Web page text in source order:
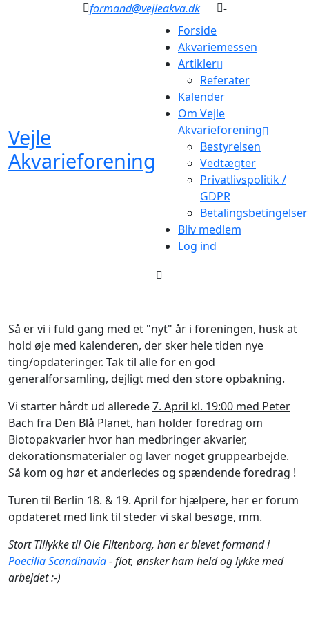
formand@vejleakva.dk -
Vejle
Akvarieforening
Forside
Akvariemessen
Artikler
Referater
Kalender
Om Vejle
Akvarieforening
Bestyrelsen
Vedtægter
Privatlivspolitik /
GDPR
Betalingsbetingelser
Bliv medlem
Log ind
Så er vi i fuld gang med et "nyt" år i foreningen, husk at
hold øje med kalenderen, der sker hele tiden nye
ting/opdateringer. Tak til alle for en god
generalforsamling, dejligt med den store opbakning.
Vi starter hårdt ud allerede7. April kl. 19:00 med Peter
Bach fra Den Blå Planet, han holder foredrag om
Biotopakvarier hvor han medbringer akvarier,
dekorationsmaterialer og laver noget gruppearbejde.
Så kom og hør et anderledes og spændende foredrag !
Turen til Berlin 18. & 19. April for hjælpere, her er forum
opdateret med link til steder vi skal besøge, mm.
Stort Tillykke til Ole Filtenborg, han er blevet formand i
Poecilia Scandinavia- flot, ønsker ham held og lykke med
arbejdet :-)